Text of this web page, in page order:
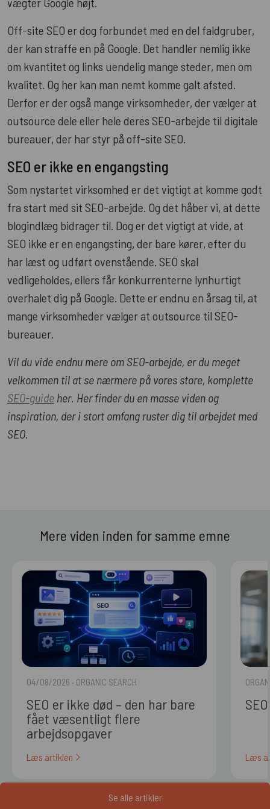
Off-site SEO er dog forbundet med en del faldgruber,
der kan straffe en på Google. Det handler nemlig ikke
om kvantitet og links uendelig mange steder, men om
kvalitet. Og her kan man nemt komme galt afsted.
Derfor er der også mange virksomheder, der vælger at
outsource dele eller hele deres SEO-arbejde til digitale
bureauer, der har styr på off-site SEO.
SEO er ikke en engangsting
Som nystartet virksomhed er det vigtigt at komme godt
fra start med sit SEO-arbejde. Og det håber vi, at dette
blogindlæg bidrager til. Dog er det vigtigt at vide, at
SEO ikke er en engangsting, der bare kører, efter du
har læst og udført ovenstående. SEO skal
vedligeholdes, ellers får konkurrenterne lynhurtigt
overhalet dig på Google. Dette er endnu en årsag til, at
mange virksomheder vælger at outsource til SEO-
bureauer.
Vil du vide endnu mere om SEO-arbejde, er du meget
velkommen til at se nærmere på vores store, komplette
SEO-guide her. Her finder du en masse viden og
inspiration, der i stort omfang ruster dig til arbejdet med
SEO.
Mere viden inden for samme emne
04/08/2026 · ORGANIC SEARCH
SEO er ikke død – den har bare
fået væsentligt flere
arbejdsopgaver
Læs artiklen Læs
Se alle artikler